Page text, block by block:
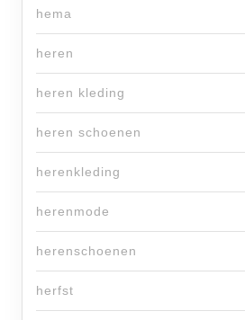
hema
heren
heren kleding
heren schoenen
herenkleding
herenmode
herenschoenen
herfst